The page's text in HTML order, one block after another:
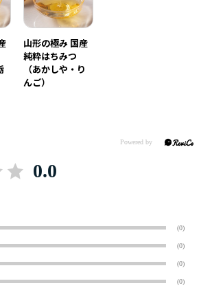
山形の極み 国産
純粋はちみつ
（あかしや・り
んご）
0.0
(0)
(0)
(0)
(0)